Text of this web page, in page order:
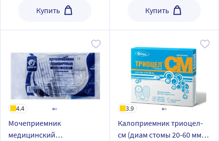
Купить Купить
4.4
Мочеприемник
медицинский
3.9
Калоприемник триоцел-
см (диам стомы 20-60 мм) 5